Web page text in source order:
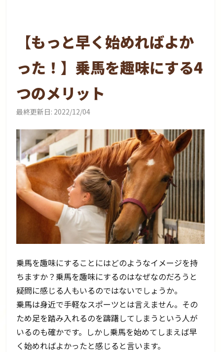
【もっと早く始めればよか
った！】乗馬を趣味にする4
つのメリット
最終更新日: 2022/12/04
乗馬を趣味にすることにはどのようなイメージを持
ちますか？乗馬を趣味にするのはなぜなのだろうと
疑問に感じる人もいるのではないでしょうか。
乗馬は身近で手軽なスポーツとは言えません。その
ため足を踏み入れるのを躊躇してしまうという人が
いるのも確かです。しかし乗馬を始めてしまえば早
く始めればよかったと感じると言います。